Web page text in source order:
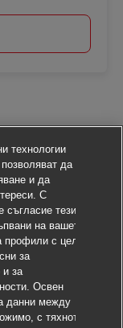
технологии
позволяват да
и да
С
съгласие тези
на вашето
профили с цел
за
и за
Освен
данни между
с тяхното